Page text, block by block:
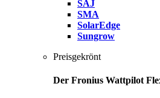
SAJ
SMA
SolarEdge
Sungrow
Preisgekrönt
Der Fronius Wattpilot